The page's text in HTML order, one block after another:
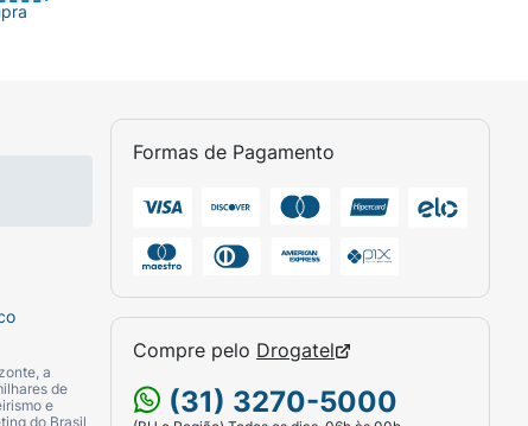
a
de
e
do Brasil
Formas de Pagamento
Compre pelo Drogatel
(31) 3270-5000